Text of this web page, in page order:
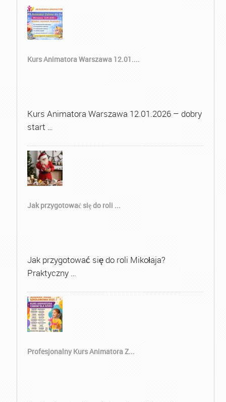
Kurs Animatora Warszawa 12.01....
Kurs Animatora Warszawa 12.01.2026 – dobry
start …
Jak przygotować się do roli ...
Jak przygotować się do roli Mikołaja?
Praktyczny …
Profesjonalny Kurs Animatora Z...